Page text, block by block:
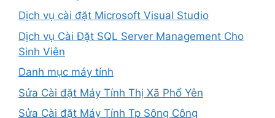
Dịch vụ cài đặt Microsoft Visual Studio
Dịch vụ Cài Đặt SQL Server Management Cho
Sinh Viên
Danh mục máy tính
Sửa Cài đặt Máy Tính Thị Xã Phổ Yên
Sửa Cài đặt Máy Tính Tp Sông Công